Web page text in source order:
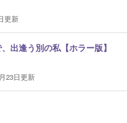
更新
出逢う別の私【ホラー版】
23日更新